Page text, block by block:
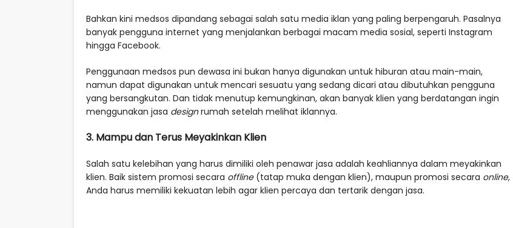
Bahkan kini medsos dipandang sebagai salah satu media iklan yang paling berpengaruh. Pasalnya
banyak pengguna internet yang menjalankan berbagai macam media sosial, seperti Instagram
hingga Facebook.
Penggunaan medsos pun dewasa ini bukan hanya digunakan untuk hiburan atau main-main,
namun dapat digunakan untuk mencari sesuatu yang sedang dicari atau dibutuhkan pengguna
yang bersangkutan. Dan tidak menutup kemungkinan, akan banyak klien yang berdatangan ingin
menggunakan jasa designrumah setelah melihat iklannya.
3. Mampu dan Terus Meyakinkan Klien
Salah satu kelebihan yang harus dimiliki oleh penawar jasa adalah keahliannya dalam meyakinkan
klien. Baik sistem promosi secara offline (tatap muka dengan klien), maupun promosi secara online,
Anda harus memiliki kekuatan lebih agar klien percaya dan tertarik dengan jasa.